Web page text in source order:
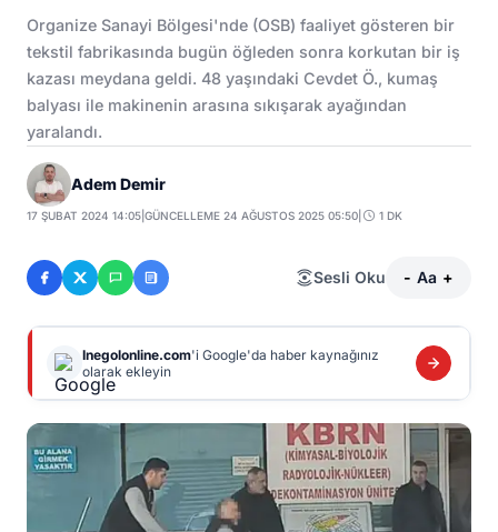
Organize Sanayi Bölgesi'nde (OSB) faaliyet gösteren bir
tekstil fabrikasında bugün öğleden sonra korkutan bir iş
kazası meydana geldi. 48 yaşındaki Cevdet Ö., kumaş
balyası ile makinenin arasına sıkışarak ayağından
yaralandı.
Adem Demir
17 ŞUBAT 2024 14:05 |GÜNCELLEME 24 AĞUSTOS 2025 05:50 1 DK
Sesli Oku - Aa +
Inegolonline.com'i Google'da haber kaynağınız
olarak ekleyin